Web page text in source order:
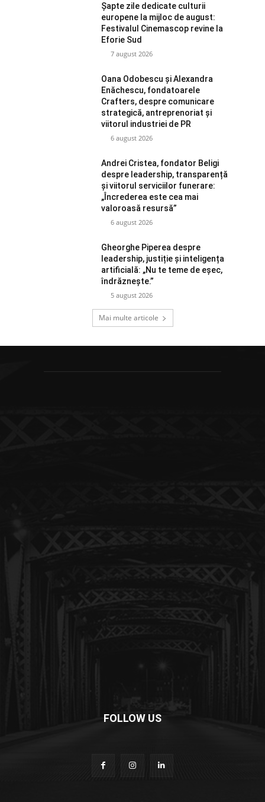
Șapte zile dedicate culturii
europene la mijloc de august:
Festivalul Cinemascop revine la
Eforie Sud
7 august 2026
Oana Odobescu și Alexandra
Enăchescu, fondatoarele
Crafters, despre comunicare
strategică, antreprenoriat și
viitorul industriei de PR
6 august 2026
Andrei Cristea, fondator Beligi
despre leadership, transparență
și viitorul serviciilor funerare:
„Încrederea este cea mai
valoroasă resursă”
6 august 2026
Gheorghe Piperea despre
leadership, justiție și inteligența
artificială: „Nu te teme de eșec,
îndrăznește.”
5 august 2026
Mai multe articole
FOLLOW US